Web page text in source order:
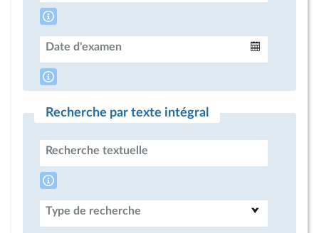
Date d'examen
Recherche par texte intégral
Recherche textuelle
Type de recherche